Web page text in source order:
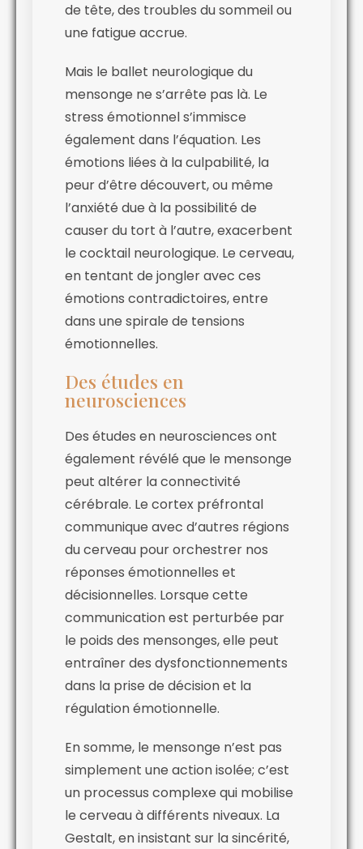
de tête, des troubles du sommeil ou
une fatigue accrue.
Mais le ballet neurologique du
mensonge ne s’arrête pas là. Le
stress émotionnel s’immisce
également dans l’équation. Les
émotions liées à la culpabilité, la
peur d’être découvert, ou même
l’anxiété due à la possibilité de
causer du tort à l’autre, exacerbent
le cocktail neurologique. Le cerveau,
en tentant de jongler avec ces
émotions contradictoires, entre
dans une spirale de tensions
émotionnelles.
Des études en
neurosciences
Des études en neurosciences ont
également révélé que le mensonge
peut altérer la connectivité
cérébrale. Le cortex préfrontal
communique avec d’autres régions
du cerveau pour orchestrer nos
réponses émotionnelles et
décisionnelles. Lorsque cette
communication est perturbée par
le poids des mensonges, elle peut
entraîner des dysfonctionnements
dans la prise de décision et la
régulation émotionnelle.
En somme, le mensonge n’est pas
simplement une action isolée; c’est
un processus complexe qui mobilise
le cerveau à différents niveaux. La
Gestalt, en insistant sur la sincérité,